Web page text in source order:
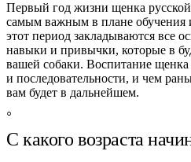
Первый год жизни щенка
самым важным в плане обучения
этот период закладываются все
навыки и привычки, которые в
вашей собаки. Воспитание щенка
и последовательности, и чем
вам будет в дальнейшем.
С какого возраста